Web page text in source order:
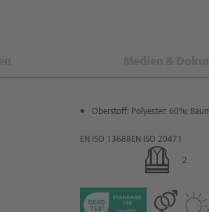
Oberstoff: Polyester: 60%;
EN ISO 13688EN ISO 20471
2